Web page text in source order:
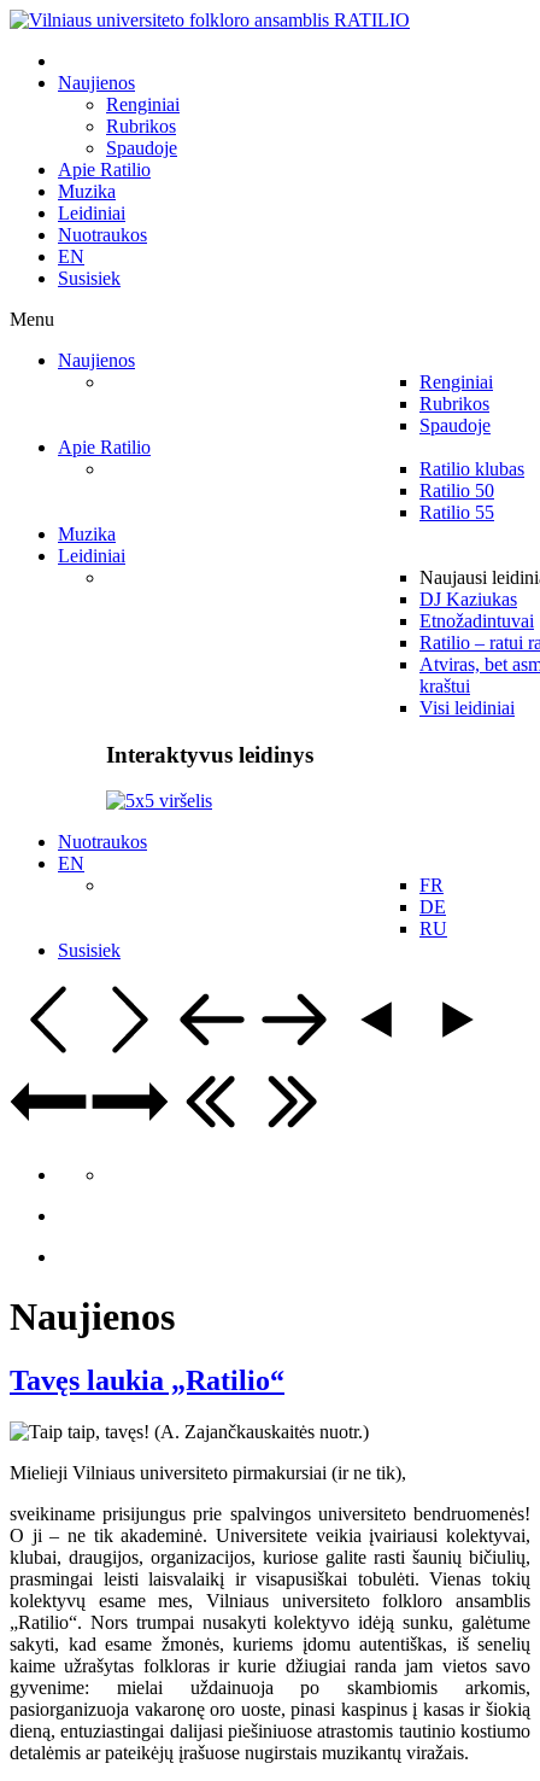
Naujienos
Renginiai
Rubrikos
Spaudoje
Apie Ratilio
Muzika
Leidiniai
Nuotraukos
EN
Susisiek
Menu
Naujienos
Renginiai
Rubrikos
Spaudoje
Apie Ratilio
Ratilio klubas
Ratilio 50
Ratilio 55
Muzika
Leidiniai
Naujausi
DJ Kaziukas
Etnožadintuvai
Ratilio – ratui
Atviras, bet
kraštui
Visi leidiniai
Interaktyvus leidinys
Nuotraukos
EN
FR
DE
RU
Susisiek
Naujienos
Tavęs laukia „Ratilio“
Mielieji Vilniaus universiteto pirmakursiai (ir ne tik),
sveikiname prisijungus prie spalvingos universiteto bendruomenės!
O ji – ne tik akademinė. Universitete veikia įvairiausi kolektyvai,
klubai, draugijos, organizacijos, kuriose galite rasti šaunių bičiulių,
prasmingai leisti laisvalaikį ir visapusiškai tobulėti. Vienas tokių
kolektyvų esame mes, Vilniaus universiteto folkloro ansamblis
„Ratilio“. Nors trumpai nusakyti kolektyvo idėją sunku, galėtume
sakyti, kad esame žmonės, kuriems įdomu autentiškas, iš senelių
kaime užrašytas folkloras ir kurie džiugiai randa jam vietos savo
gyvenime: mielai uždainuoja po skambiomis arkomis,
pasiorganizuoja vakaronę oro uoste, pinasi kaspinus į kasas ir šiokią
dieną, entuziastingai dalijasi piešiniuose atrastomis tautinio kostiumo
detalėmis ar pateikėjų įrašuose nugirstais muzikantų viražais.